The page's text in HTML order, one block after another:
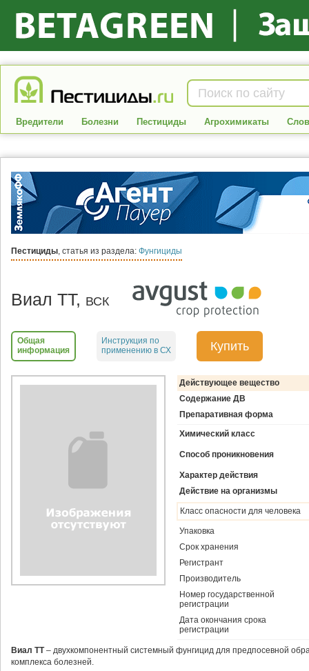
Вредители Болезни Пестициды Агрохимикаты
Пестициды, статья из раздела: Фунгициды
Виал ТТ, ВСК
Общая
информация
Инструкция по
применению в СХ
Купить
Действующее вещество
Содержание ДВ
Препаративная форма
Химический класс
Способ проникновения
Характер действия
Действие на организмы
Класс опасности для человека
Упаковка
Срок хранения
Регистрант
Производитель
Номер государственной
регистрации
Дата окончания срока
регистрации
Виал ТТ– двухкомпонентный системный фунгицид для предпосевной
комплекса болезней.